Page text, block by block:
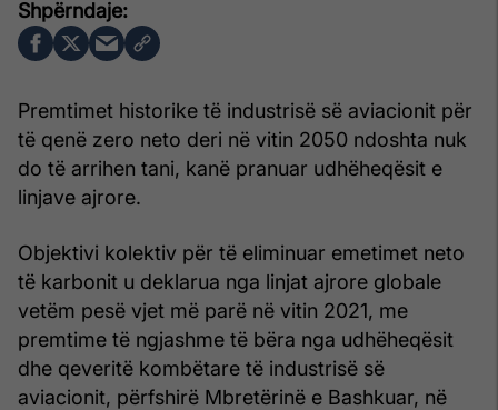
Premtimet historike të industrisë së aviacionit për
të qenë zero neto deri në vitin 2050 ndoshta nuk
do të arrihen tani, kanë pranuar udhëheqësit e
linjave ajrore.
Objektivi kolektiv për të eliminuar emetimet neto
të karbonit u deklarua nga linjat ajrore globale
vetëm pesë vjet më parë në vitin 2021, me
premtime të ngjashme të bëra nga udhëheqësit
dhe qeveritë kombëtare të industrisë së
aviacionit, përfshirë Mbretërinë e Bashkuar, në